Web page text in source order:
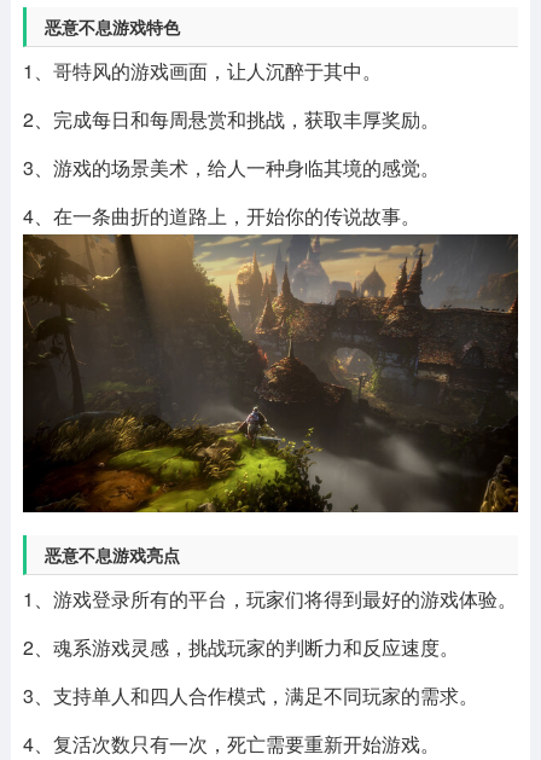
恶意不息游戏特色
1、哥特风的游戏画面，让人沉醉于其中。
2、完成每日和每周悬赏和挑战，获取丰厚奖励。
3、游戏的场景美术，给人一种身临其境的感觉。
4、在一条曲折的道路上，开始你的传说故事。
恶意不息游戏亮点
1、游戏登录所有的平台，玩家们将得到最好的游戏体验。
2、魂系游戏灵感，挑战玩家的判断力和反应速度。
3、支持单人和四人合作模式，满足不同玩家的需求。
4、复活次数只有一次，死亡需要重新开始游戏。